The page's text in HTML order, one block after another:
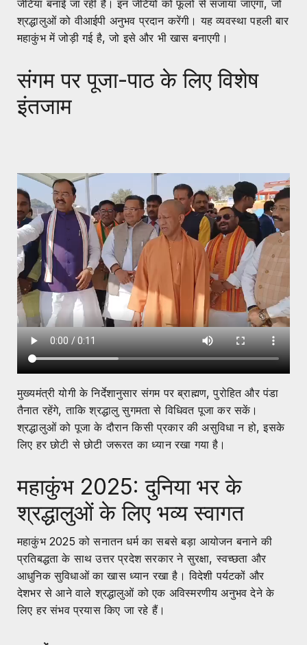
जेटियां बनाई जा रही हैं। इन जेटियों को फूलों से सजाया जाएगा, जो
श्रद्धालुओं को वीआईपी अनुभव प्रदान करेंगी। यह व्यवस्था पहली बार
महाकुंभ में जोड़ी गई है, जो इसे और भी खास बनाएगी।
संगम पर पूजा-पाठ के लिए विशेष
इंतजाम
मुख्यमंत्री योगी के निर्देशानुसार संगम पर ब्राह्मण, पुरोहित और पंडा
तैनात रहेंगे, ताकि श्रद्धालु सुगमता से विधिवत पूजा कर सकें।
श्रद्धालुओं को पूजा के दौरान किसी प्रकार की असुविधा न हो, इसके
लिए हर छोटी से छोटी जरूरत का ध्यान रखा गया है।
महाकुंभ 2025: दुनिया भर के
श्रद्धालुओं के लिए भव्य स्वागत
महाकुंभ 2025 को सनातन धर्म का सबसे बड़ा आयोजन बनाने की
प्रतिबद्धता के साथ उत्तर प्रदेश सरकार ने सुरक्षा, स्वच्छता और
आधुनिक सुविधाओं का खास ध्यान रखा है। विदेशी पर्यटकों और
देशभर से आने वाले श्रद्धालुओं को एक अविस्मरणीय अनुभव देने के
लिए हर संभव प्रयास किए जा रहे हैं।